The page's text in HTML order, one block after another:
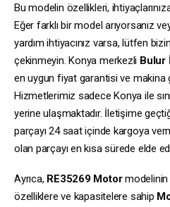
Bu modelin özellikleri,
Eğer farklı bir model arıyorsanız
yardım ihtiyacınız varsa, lütfen
çekinmeyin. Konya merkezli Bulur
en uygun fiyat garantisi ve makina
Hizmetlerimiz sadece Konya ile
yerine ulaşmaktadır. İletişime
parçayı 24 saat içinde kargoya
olan parçayı en kısa sürede elde
Ayrıca, RE35269 Motormodelinin
özelliklere ve kapasitelere sahip